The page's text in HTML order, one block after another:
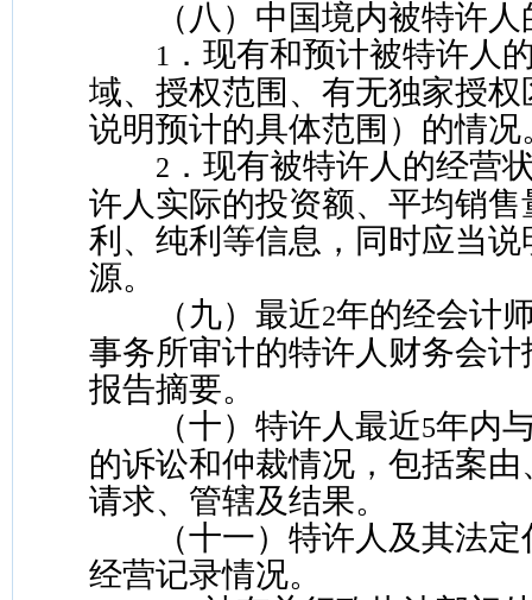
（八）中国境内被特许人
1 ．现有和预计被特许人
域、授权范围、有无独家授
说明预计的具体范围）的情况
2 ．现有被特许人的经营
许人实际的投资额、平均销
利、纯利等信息，同时应当
源。
（九）最近2年的经会计
事务所审计的特许人财务会
报告摘要。
（十）特许人最近5年内
的诉讼和仲裁情况，包括案
请求、管辖及结果。
（十一）特许人及其法定
经营记录情况。